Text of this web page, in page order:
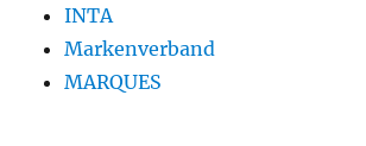
INTA
Markenverband
MARQUES